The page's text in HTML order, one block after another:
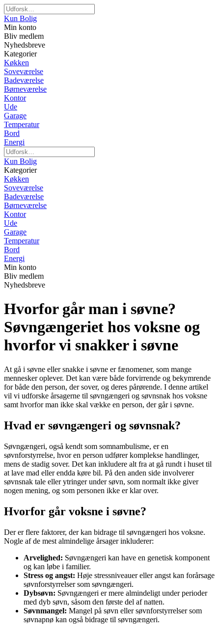
Kun Bolig
Min konto
Bliv medlem
Nyhedsbreve
Kategorier
Køkken
Soveværelse
Badeværelse
Børneværelse
Kontor
Ude
Garage
Temperatur
Bord
Energi
Kun Bolig
Kategorier
Køkken
Soveværelse
Badeværelse
Børneværelse
Kontor
Ude
Garage
Temperatur
Bord
Energi
Min konto
Bliv medlem
Nyhedsbreve
Hvorfor går man i søvne?
Søvngængeriet hos voksne og
hvorfor vi snakker i søvne
At gå i søvne eller snakke i søvne er fænomener, som mange
mennesker oplever. Det kan være både forvirrende og bekymrende
for både den person, der sover, og deres pårørende. I denne artikel
vil vi udforske årsagerne til søvngængeri og søvnsnak hos voksne
samt hvorfor man ikke skal vække en person, der går i søvne.
Hvad er søvngængeri og søvnsnak?
Søvngængeri, også kendt som somnambulisme, er en
søvnforstyrrelse, hvor en person udfører komplekse handlinger,
mens de stadig sover. Det kan inkludere alt fra at gå rundt i huset til
at lave mad eller endda køre bil. På den anden side involverer
søvnsnak tale eller ytringer under søvn, som normalt ikke giver
nogen mening, og som personen ikke er klar over.
Hvorfor går voksne i søvne?
Der er flere faktorer, der kan bidrage til søvngængeri hos voksne.
Nogle af de mest almindelige årsager inkluderer:
Arvelighed: Søvngængeri kan have en genetisk komponent
og kan løbe i familier.
Stress og angst: Høje stressniveauer eller angst kan forårsage
søvnforstyrrelser som søvngængeri.
Dybsøvn: Søvngængeri er mere almindeligt under perioder
med dyb søvn, såsom den første del af natten.
Søvnmangel: Mangel på søvn eller søvnforstyrrelser som
søvnapnø kan også bidrage til søvngængeri.